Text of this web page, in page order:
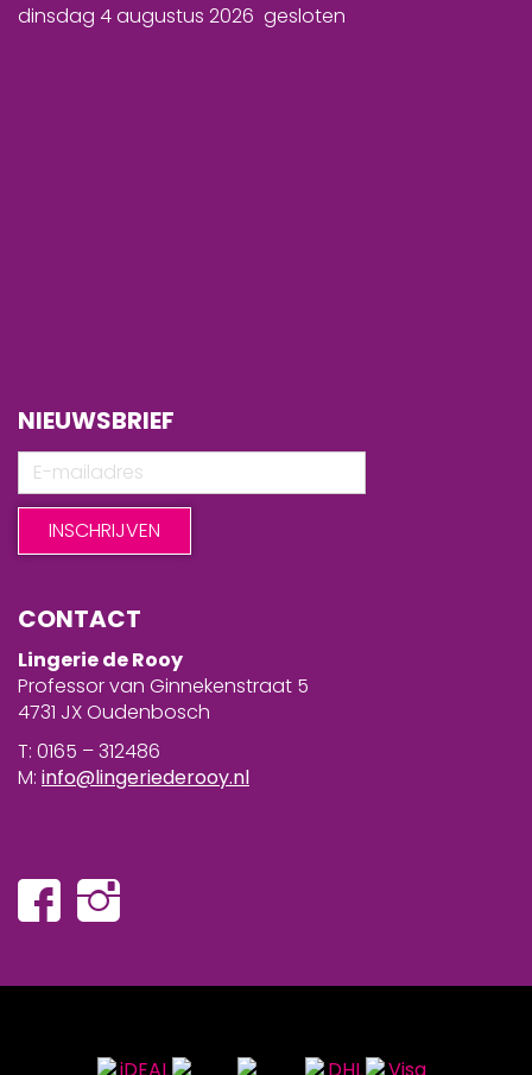
dinsdag 4 augustus 2026 gesloten
NIEUWSBRIEF
CONTACT
Lingerie de Rooy
Professor van Ginnekenstraat 5
4731 JX Oudenbosch
T: 0165 – 312486
M: info@lingeriederooy.nl